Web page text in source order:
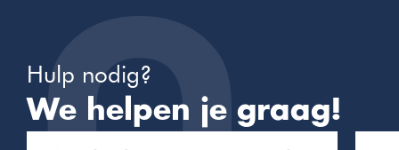
Hulp nodig?
We helpen je graag!